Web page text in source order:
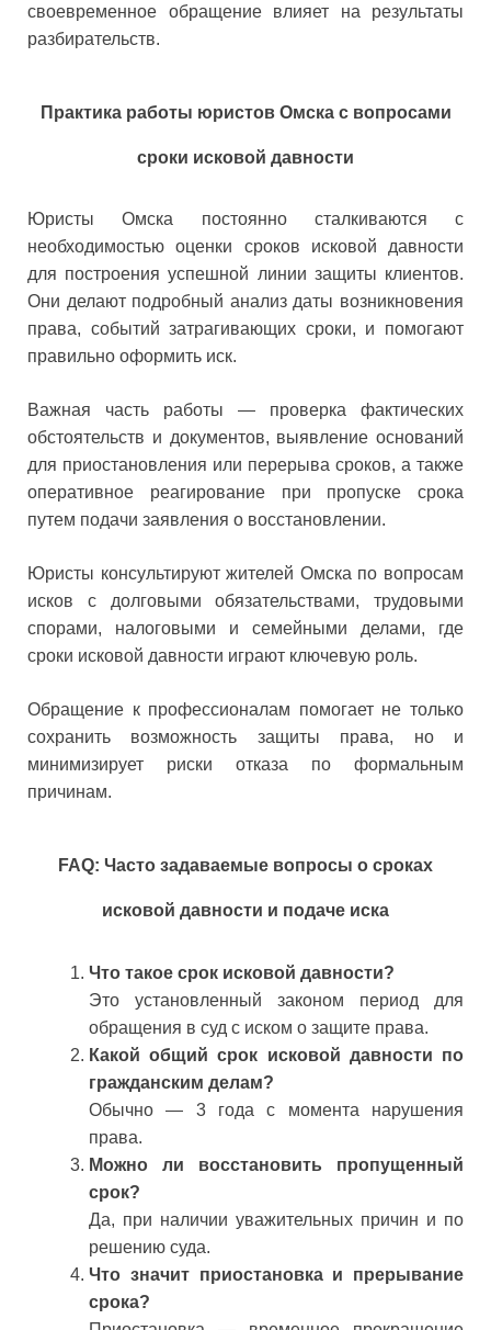
своевременное обращение влияет на результаты
разбирательств.
Практика работы юристов Омска с вопросами
сроки исковой давности
Юристы Омска постоянно сталкиваются с
необходимостью оценки сроков исковой давности
для построения успешной линии защиты клиентов.
Они делают подробный анализ даты возникновения
права, событий затрагивающих сроки, и помогают
правильно оформить иск.
Важная часть работы — проверка фактических
обстоятельств и документов, выявление оснований
для приостановления или перерыва сроков, а также
оперативное реагирование при пропуске срока
путем подачи заявления о восстановлении.
Юристы консультируют жителей Омска по вопросам
исков с долговыми обязательствами, трудовыми
спорами, налоговыми и семейными делами, где
сроки исковой давности играют ключевую роль.
Обращение к профессионалам помогает не только
сохранить возможность защиты права, но и
минимизирует риски отказа по формальным
причинам.
FAQ: Часто задаваемые вопросы о сроках
исковой давности и подаче иска
Что такое срок исковой давности?
Это установленный законом период для
обращения в суд с иском о защите права.
Какой общий срок исковой давности по
гражданским делам?
Обычно — 3 года с момента нарушения
права.
Можно ли восстановить пропущенный
срок?
Да, при наличии уважительных причин и по
решению суда.
Что значит приостановка и прерывание
срока?